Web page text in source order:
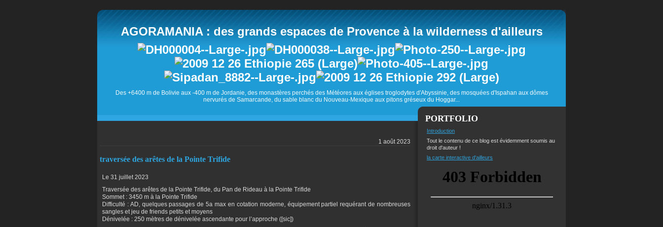
AGORAMANIA : des grands espaces de Provence à la wilderness d'ailleurs
Des +6400 m de Bolivie aux -400 m de Jordanie, des monastères perchés des Météores aux églises troglodytes d'Abyssinie, des mosquées d'Ispahan aux dômes
nervurés de Samarcande, du sable blanc du Nouveau-Mexique aux pitons gréseux du Hoggar...
1 août 2023
traversée des arêtes de la Pointe Trifide
Le 31 juillet 2023
Traversée des arêtes de la Pointe Trifide, du Pan de Rideau à la Pointe Trifide
Sommet : 3450 m à la Pointe Trifide
Difficulté : AD, quelques passages de 5a max en cotation moderne, équipement partiel requérant de nombreuses
sangles et jeu de friends petits et moyens
Dénivelée : 250 mètres de dénivelée ascendante pour l’approche ([sic])
PORTFOLIO
Introduction
Tout le contenu de ce blog est évidemment soumis au
droit d'auteur !
la carte interactive d'ailleurs